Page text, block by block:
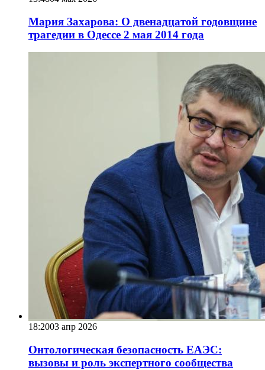
Мария Захарова: О двенадцатой годовщине
трагедии в Одессе 2 мая 2014 года
18:2003 апр 2026
Онтологическая безопасность ЕАЭС:
вызовы и роль экспертного сообщества